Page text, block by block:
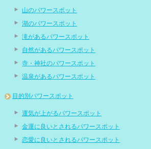
山のパワースポット
湖のパワースポット
滝があるパワースポット
自然があるパワースポット
寺・神社のパワースポット
温泉があるパワースポット
目的別パワースポット
運気が上がるパワースポット
金運に良いとされるパワースポット
恋愛に良いとされるパワースポット